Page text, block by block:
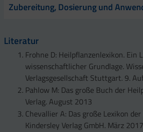
Zubereitung, Dosierung und
Literatur
Frohne D: Heilpflanzenlexikon. Ein
wissenschaftlicher Grundlage.
Verlagsgesellschaft Stuttgart. 9.
Pahlow M: Das große Buch der
Verlag. August 2013
Chevallier A: Das große Lexikon
Kindersley Verlag GmbH. März 2017